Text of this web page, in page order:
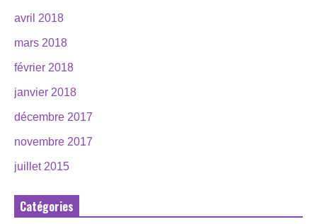
avril 2018
mars 2018
février 2018
janvier 2018
décembre 2017
novembre 2017
juillet 2015
Catégories